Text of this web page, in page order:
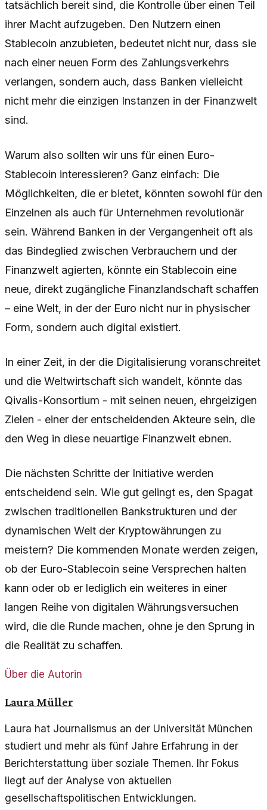
tatsächlich bereit sind, die Kontrolle über einen Teil
ihrer Macht aufzugeben. Den Nutzern einen
Stablecoin anzubieten, bedeutet nicht nur, dass sie
nach einer neuen Form des Zahlungsverkehrs
verlangen, sondern auch, dass Banken vielleicht
nicht mehr die einzigen Instanzen in der Finanzwelt
sind.
Warum also sollten wir uns für einen Euro-
Stablecoin interessieren? Ganz einfach: Die
Möglichkeiten, die er bietet, könnten sowohl für den
Einzelnen als auch für Unternehmen revolutionär
sein. Während Banken in der Vergangenheit oft als
das Bindeglied zwischen Verbrauchern und der
Finanzwelt agierten, könnte ein Stablecoin eine
neue, direkt zugängliche Finanzlandschaft schaffen
– eine Welt, in der der Euro nicht nur in physischer
Form, sondern auch digital existiert.
In einer Zeit, in der die Digitalisierung voranschreitet
und die Weltwirtschaft sich wandelt, könnte das
Qivalis-Konsortium - mit seinen neuen, ehrgeizigen
Zielen - einer der entscheidenden Akteure sein, die
den Weg in diese neuartige Finanzwelt ebnen.
Die nächsten Schritte der Initiative werden
entscheidend sein. Wie gut gelingt es, den Spagat
zwischen traditionellen Bankstrukturen und der
dynamischen Welt der Kryptowährungen zu
meistern? Die kommenden Monate werden zeigen,
ob der Euro-Stablecoin seine Versprechen halten
kann oder ob er lediglich ein weiteres in einer
langen Reihe von digitalen Währungsversuchen
wird, die die Runde machen, ohne je den Sprung in
die Realität zu schaffen.
Über die Autorin
Laura Müller
Laura hat Journalismus an der Universität München
studiert und mehr als fünf Jahre Erfahrung in der
Berichterstattung über soziale Themen. Ihr Fokus
liegt auf der Analyse von aktuellen
gesellschaftspolitischen Entwicklungen.